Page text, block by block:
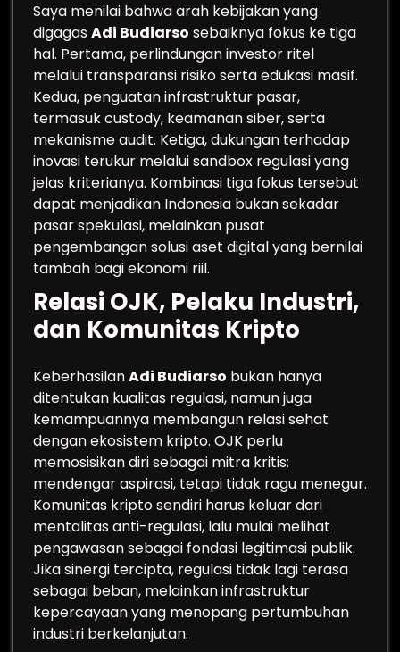
Saya menilai bahwa arah kebijakan yang
digagasAdi Budiarso sebaiknya fokus ke tiga
hal. Pertama, perlindungan investor ritel
melalui transparansi risiko serta edukasi masif.
Kedua, penguatan infrastruktur pasar,
termasuk custody, keamanan siber, serta
mekanisme audit. Ketiga, dukungan terhadap
inovasi terukur melalui sandbox regulasi yang
jelas kriterianya. Kombinasi tiga fokus tersebut
dapat menjadikan Indonesia bukan sekadar
pasar spekulasi, melainkan pusat
pengembangan solusi aset digital yang bernilai
tambah bagi ekonomi riil.
Relasi OJK, Pelaku Industri,
dan Komunitas Kripto
KeberhasilanAdi Budiarso bukan hanya
ditentukan kualitas regulasi, namun juga
kemampuannya membangun relasi sehat
dengan ekosistem kripto. OJK perlu
memosisikan diri sebagai mitra kritis:
mendengar aspirasi, tetapi tidak ragu menegur.
Komunitas kripto sendiri harus keluar dari
mentalitas anti-regulasi, lalu mulai melihat
pengawasan sebagai fondasi legitimasi publik.
Jika sinergi tercipta, regulasi tidak lagi terasa
sebagai beban, melainkan infrastruktur
kepercayaan yang menopang pertumbuhan
industri berkelanjutan.